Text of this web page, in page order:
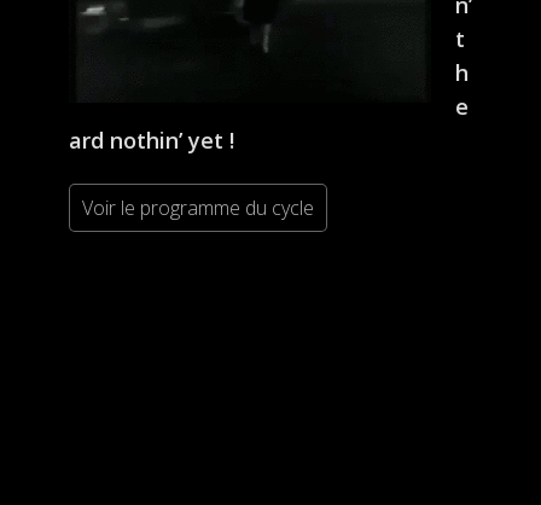
t
h
e
ard nothin’ yet !
Voir le programme du cycle